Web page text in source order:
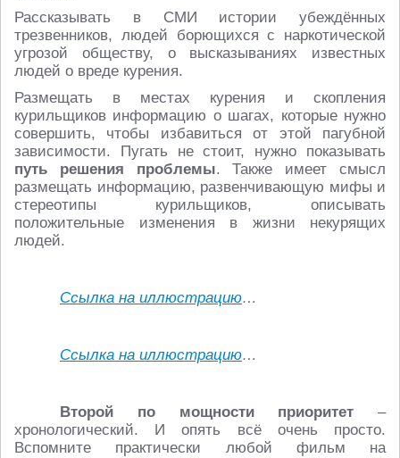
Рассказывать в СМИ истории убеждённых
трезвенников, людей борющихся с наркотической
угрозой обществу, о высказываниях известных
людей о вреде курения.
Размещать в местах курения и скопления
курильщиков информацию о шагах, которые нужно
совершить, чтобы избавиться от этой пагубной
зависимости. Пугать не стоит, нужно показывать
путь решения проблемы. Также имеет смысл
размещать информацию, развенчивающую мифы и
стереотипы курильщиков, описывать
положительные изменения в жизни некурящих
людей.
Ссылка на иллюстрацию…
Ссылка на иллюстрацию…
Второй по мощности приоритет –
хронологический. И опять всё очень просто.
Вспомните практически любой фильм на